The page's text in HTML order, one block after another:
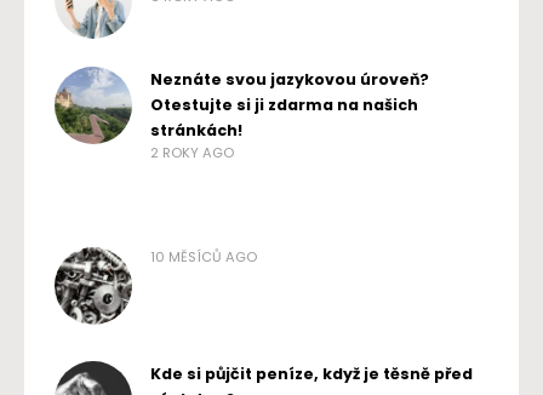
Neznáte svou jazykovou úroveň?
Otestujte si ji zdarma na našich
stránkách!
2 ROKY AGO
10 MĚSÍCŮ AGO
Kde si půjčit peníze, když je těsně před